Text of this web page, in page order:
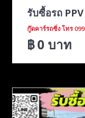
รับซื้อรถ
กู๊ดคาร์รถซิ่ง โทร
฿0 บาท